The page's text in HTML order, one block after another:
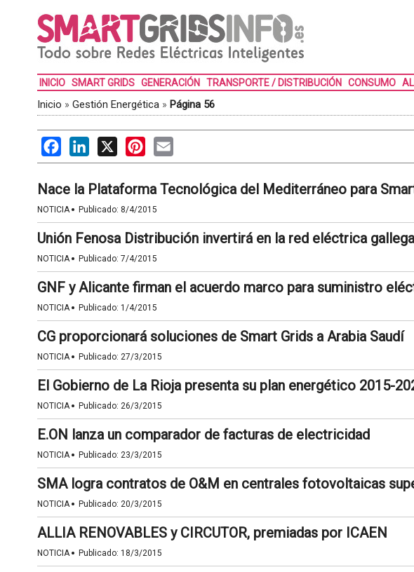
INICIO SMART GRIDS GENERACIÓN TRANSPORTE / DISTRIBUCIÓN CONSUMO
Inicio » Gestión Energética» Página 56
FacebookLinkedIn
X PinterestEmail
Nace la Plataforma Tecnológica del Mediterráneo para
NOTICIA· Publicado: 8/4/2015
Unión Fenosa Distribución invertirá en la red eléctrica gallega
NOTICIA· Publicado: 7/4/2015
GNF y Alicante firman el acuerdo marco para suministro
NOTICIA· Publicado: 1/4/2015
CG proporcionará soluciones de Smart Grids a Arabia Saudí
NOTICIA· Publicado: 27/3/2015
El Gobierno de La Rioja presenta su plan energético 2015-
NOTICIA· Publicado: 26/3/2015
E.ON lanza un comparador de facturas de electricidad
NOTICIA· Publicado: 23/3/2015
SMA logra contratos de O&M en centrales fotovoltaicas
NOTICIA· Publicado: 20/3/2015
ALLIA RENOVABLES y CIRCUTOR, premiadas por ICAEN
NOTICIA· Publicado: 18/3/2015